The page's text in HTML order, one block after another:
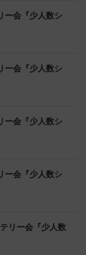
ー会『少人数シ
ー会『少人数シ
ー会『少人数シ
ー会『少人数シ
リー会『少人数